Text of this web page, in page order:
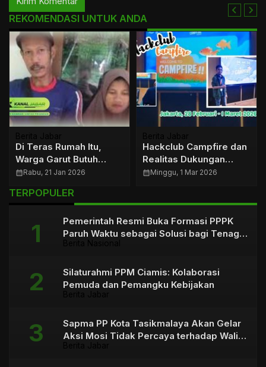
REKOMENDASI UNTUK ANDA
Di Teras Rumah Itu,
Warga Garut Butuh
Pertolongan dan Sisa
calendar_monthRabu, 21 Jan 2026
Hackclub Campfire dan
Realitas Dukungan
untuk Talenta Digital
calendar_monthMinggu, 1 Mar 2026
TERPOPULER
Pemerintah Resmi Buka Formasi PPPK
Paruh Waktu sebagai Solusi bagi Tenaga
Silaturahmi PPM Ciamis: Kolaborasi
Pemuda dan Pemangku Kebijakan
Sapma PP Kota Tasikmalaya Akan Gelar
Aksi Mosi Tidak Percaya terhadap Wali